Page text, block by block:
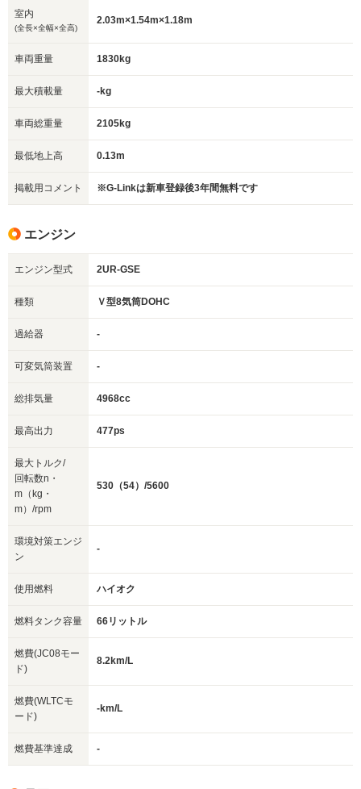
室内
(全長×全幅×全高)
2.03m×1.54m×1.18m
車両重量 1830kg
最大積載量 -kg
車両総重量 2105kg
最低地上高 0.13m
掲載用コメント ※G-Linkは新車登録後3年間無料です
エンジン
エンジン型式 2UR-GSE
種類 Ｖ型8気筒DOHC
過給器 -
可変気筒装置 -
総排気量 4968cc
最高出力 477ps
最大トルク/
回転数n・
m（kg・
m）/rpm
530（54）/5600
環境対策エンジ
ン
-
使用燃料 ハイオク
燃料タンク容量 66リットル
燃費(JC08モー
ド)
8.2km/L
燃費(WLTCモ
ード)
-km/L
燃費基準達成 -